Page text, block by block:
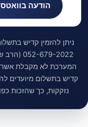
הודעה
ניתן להזמין קדיש
052-679-
המערכת לא מקבלת
קדיש בתשלום מיועדים
נזקקות, כך שהזכות